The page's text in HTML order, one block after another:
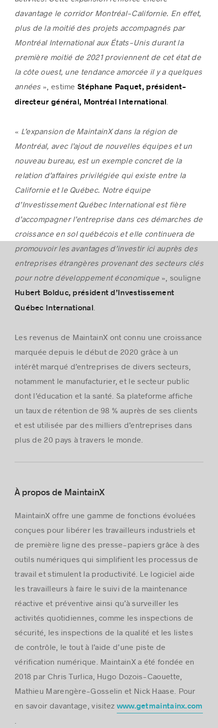
davantage le corridor Montréal-Californie. En effet,
plus de la moitié des projets accompagnés par
Montréal International aux États-Unis durant la
première moitié de 2021 proviennent de cet état de
la côte ouest, une tendance amorcée il y a quelques
années », estimeStéphane Paquet, président-
directeur général, Montréal International .
« L’expansion de MaintainX dans la région de
Montréal, avec l’ajout de nouvelles équipes et un
nouveau bureau, est un exemple concret de la
relation d’affaires privilégiée qui existe entre la
Californie et le Québec. Notre équipe
d’Investissement Québec International est fière
d’accompagner l’entreprise dans ces démarches de
croissance en sol québécois et elle continuera de
promouvoir les avantages d’investir ici auprès des
entreprises étrangères provenant des secteurs clés
pour notre développement économique », souligne
Hubert Bolduc, président d’Investissement
Québec International .
Les revenus de MaintainX ont connu une croissance
marquée depuis le début de 2020 grâce à un
intérêt marqué d’entreprises de divers secteurs,
notamment le manufacturier, et le secteur public
dont l’éducation et la santé. Sa plateforme affiche
un taux de rétention de 98 % auprès de ses clients
et est utilisée par des milliers d’entreprises dans
plus de 20 pays à travers le monde.
À propos de MaintainX
MaintainX offre une gamme de fonctions évoluées
conçues pour libérer les travailleurs industriels et
de première ligne des presse-papiers grâce à des
outils numériques qui simplifient les processus de
travail et stimulent la productivité. Le logiciel aide
les travailleurs à faire le suivi de la maintenance
réactive et préventive ainsi qu’à surveiller les
activités quotidiennes, comme les inspections de
sécurité, les inspections de la qualité et les listes
de contrôle, le tout à l’aide d’une piste de
vérification numérique. MaintainX a été fondée en
2018 par Chris Turlica, Hugo Dozois-Caouette,
Mathieu Marengère-Gosselin et Nick Haase. Pour
en savoir davantage, visitez www.getmaintainx.com
.